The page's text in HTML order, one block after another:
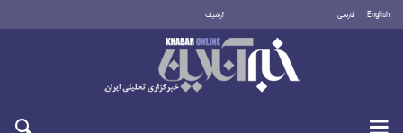
English فارسی أرشيف